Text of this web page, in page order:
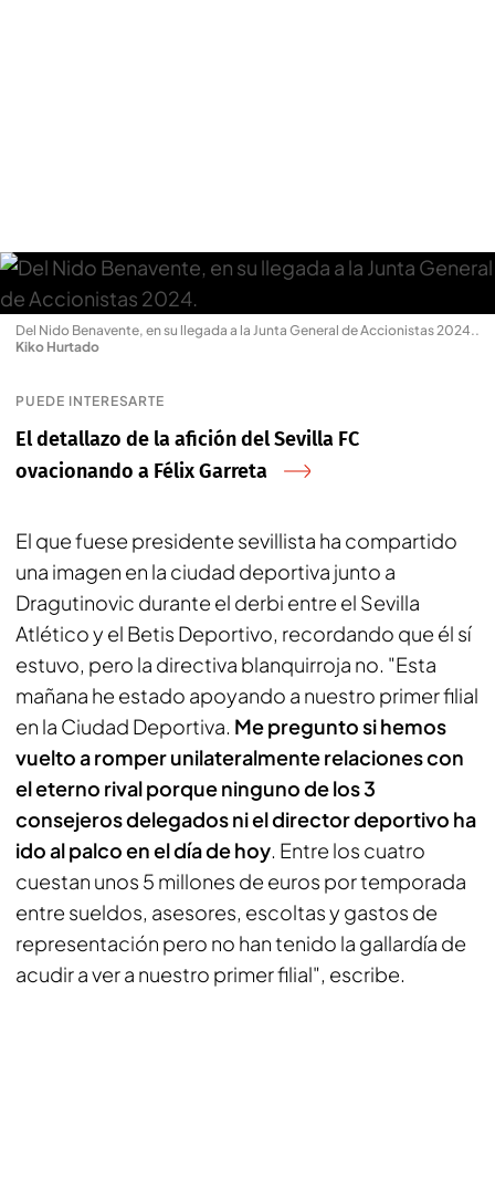
Del Nido Benavente, en su llegada a la Junta General de Accionistas 2024..
Kiko Hurtado
PUEDE INTERESARTE
El detallazo de la afición del Sevilla FC
ovacionando a Félix Garreta
El que fuese presidente sevillista ha compartido
una imagen en la ciudad deportiva junto a
Dragutinovic durante el derbi entre el Sevilla
Atlético y el Betis Deportivo, recordando que él sí
estuvo, pero la directiva blanquirroja no. "Esta
mañana he estado apoyando a nuestro primer filial
en la Ciudad Deportiva. Me pregunto si hemos
vuelto a romper unilateralmente relaciones con
el eterno rival porque ninguno de los 3
consejeros delegados ni el director deportivo ha
ido al palco en el día de hoy. Entre los cuatro
cuestan unos 5 millones de euros por temporada
entre sueldos, asesores, escoltas y gastos de
representación pero no han tenido la gallardía de
acudir a ver a nuestro primer filial", escribe.